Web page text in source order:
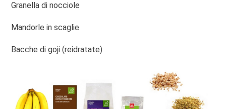
Granella di nocciole
Mandorle in scaglie
Bacche di goji (reidratate)